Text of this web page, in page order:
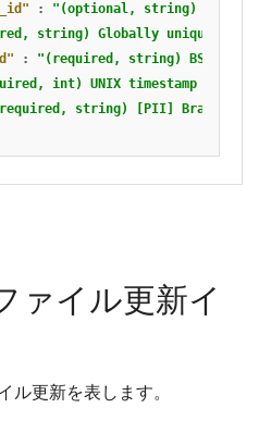
:
"(optional, string) [PII]
string) Globally unique ID
:
"(required, string) BSON ID
int) UNIX timestamp at
string) [PII] Braze user
ァイル更新イ
ル更新を表します。